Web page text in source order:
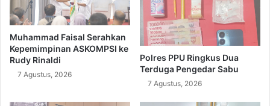
Muhammad Faisal Serahkan
Kepemimpinan ASKOMPSI ke
Rudy Rinaldi
7 Agustus, 2026
Polres PPU Ringkus Dua
Terduga Pengedar Sabu
7 Agustus, 2026